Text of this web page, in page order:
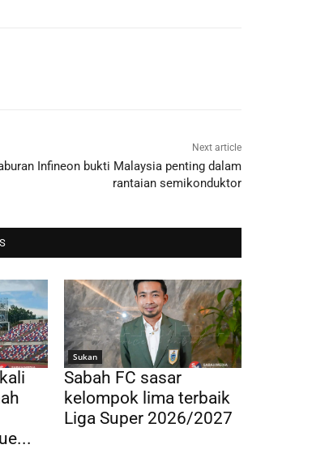
Next article
Infineon bukti Malaysia penting dalam
rantaian semikonduktor
Sukan
Sabah FC sasar
kelompok lima terbaik
Liga Super 2026/2027